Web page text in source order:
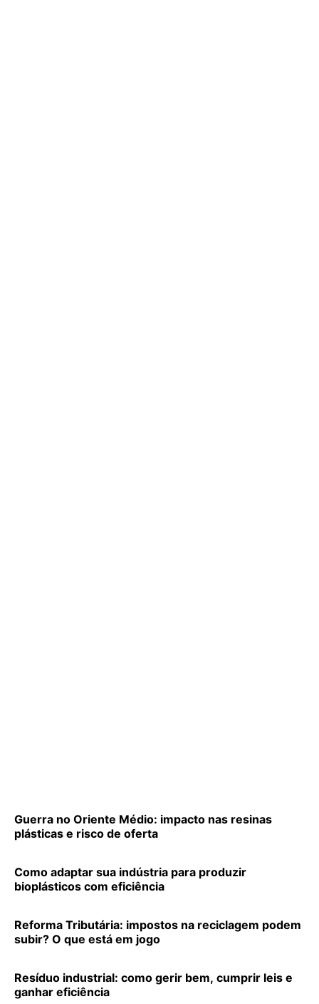
Guerra no Oriente Médio: impacto nas resinas
plásticas e risco de oferta
Como adaptar sua indústria para produzir
bioplásticos com eficiência
Reforma Tributária: impostos na reciclagem podem
subir? O que está em jogo
Resíduo industrial: como gerir bem, cumprir leis e
ganhar eficiência